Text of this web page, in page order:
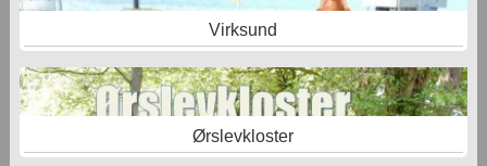
Virksund
Ørslevkloster